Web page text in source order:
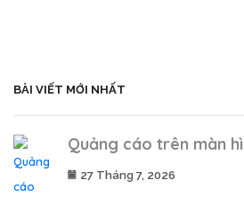
BÀI VIẾT MỚI NHẤT
Quảng cáo trên màn
27 Tháng 7, 2026